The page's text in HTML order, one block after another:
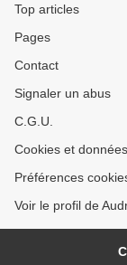
Top articles
Pages
Contact
Signaler un abus
C.G.U.
Cookies et
Préférences
Voir le profil de